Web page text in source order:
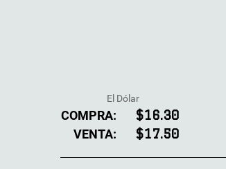
El Dólar
COMPRA: $16.30
VENTA: $17.50